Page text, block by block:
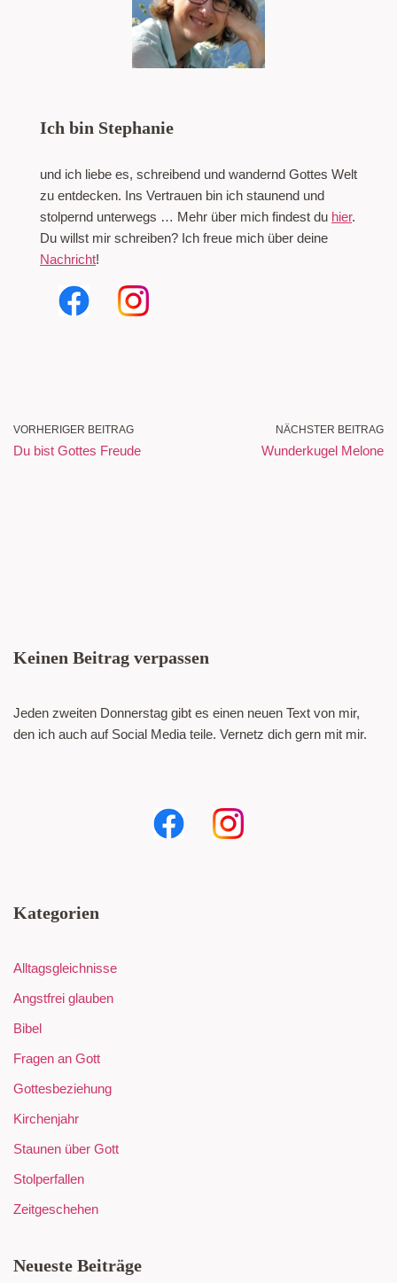
Ich bin Stephanie
und ich liebe es, schreibend und wandernd Gottes Welt
zu entdecken. Ins Vertrauen bin ich staunend und
stolpernd unterwegs … Mehr über mich findest du hier.
Du willst mir schreiben? Ich freue mich über deine
Nachricht!
VORHERIGER BEITRAG
Du bist Gottes Freude
NÄCHSTER BEITRAG
Wunderkugel Melone
Keinen Beitrag verpassen
Jeden zweiten Donnerstag gibt es einen neuen Text von mir,
den ich auch auf Social Media teile. Vernetz dich gern mit mir.
Kategorien
Alltagsgleichnisse
Angstfrei glauben
Bibel
Fragen an Gott
Gottesbeziehung
Kirchenjahr
Staunen über Gott
Stolperfallen
Zeitgeschehen
Neueste Beiträge